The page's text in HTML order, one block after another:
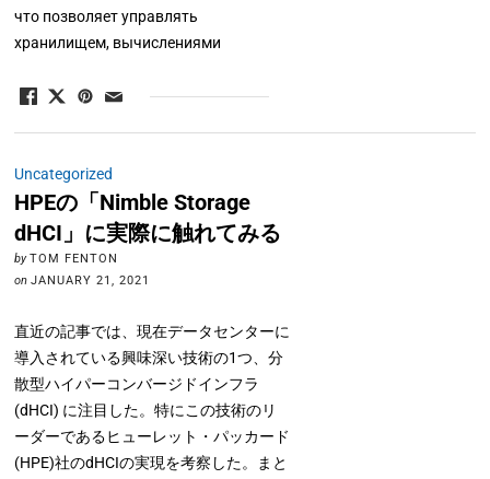
что позволяет управлять
хранилищем, вычислениями
Uncategorized
HPEの「Nimble Storage
dHCI」に実際に触れてみる
by TOM FENTON
on JANUARY 21, 2021
直近の記事では、現在データセンターに
導入されている興味深い技術の1つ、分
散型ハイパーコンバージドインフラ
(dHCI) に注目した。特にこの技術のリ
ーダーであるヒューレット・パッカード
(HPE)社のdHCIの実現を考察した。まと